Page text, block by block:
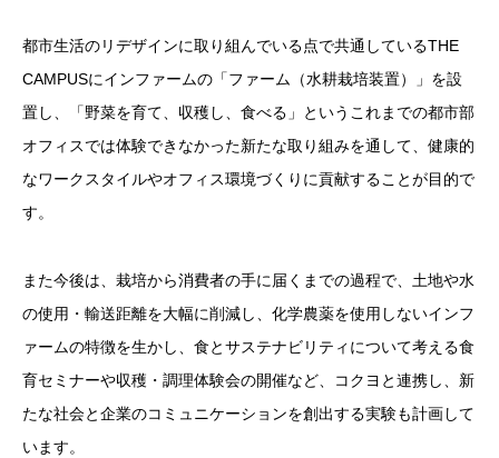
都市生活のリデザインに取り組んでいる点で共通しているTHE
CAMPUSにインファームの「ファーム（水耕栽培装置）」を設
置し、「野菜を育て、収穫し、食べる」というこれまでの都市部
オフィスでは体験できなかった新たな取り組みを通して、健康的
なワークスタイルやオフィス環境づくりに貢献することが目的で
す。
また今後は、栽培から消費者の手に届くまでの過程で、土地や水
の使用・輸送距離を大幅に削減し、化学農薬を使用しないインフ
ァームの特徴を生かし、食とサステナビリティについて考える食
育セミナーや収穫・調理体験会の開催など、コクヨと連携し、新
たな社会と企業のコミュニケーションを創出する実験も計画して
います。